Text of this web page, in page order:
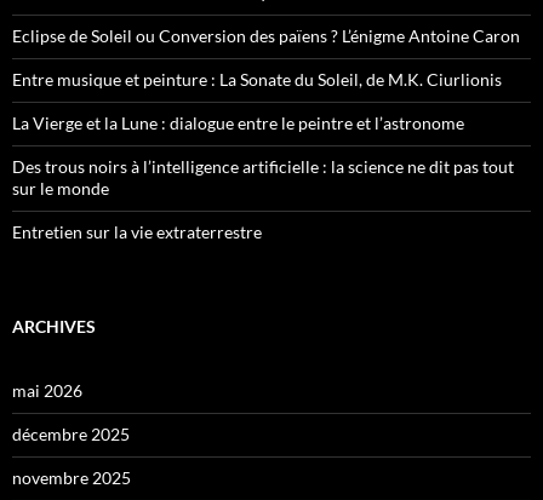
Eclipse de Soleil ou Conversion des païens ? L’énigme Antoine Caron
Entre musique et peinture : La Sonate du Soleil, de M.K. Ciurlionis
La Vierge et la Lune : dialogue entre le peintre et l’astronome
Des trous noirs à l’intelligence artificielle : la science ne dit pas tout
sur le monde
Entretien sur la vie extraterrestre
ARCHIVES
mai 2026
décembre 2025
novembre 2025